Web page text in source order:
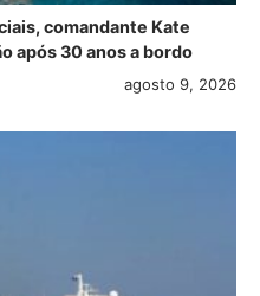
comandante Kate
após 30 anos a bordo
agosto 9, 2026